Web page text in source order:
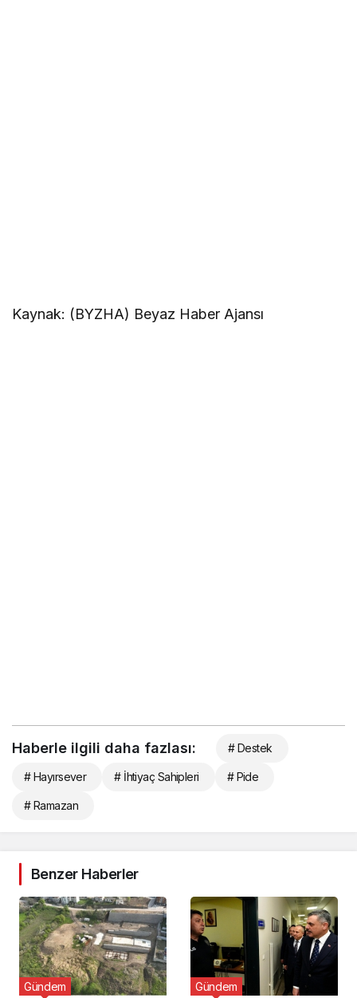
Kaynak: (BYZHA) Beyaz Haber Ajansı
Haberle ilgili daha fazlası: # Destek
# Hayırsever # İhtiyaç Sahipleri # Pide
# Ramazan
Benzer Haberler
Gündem Gündem